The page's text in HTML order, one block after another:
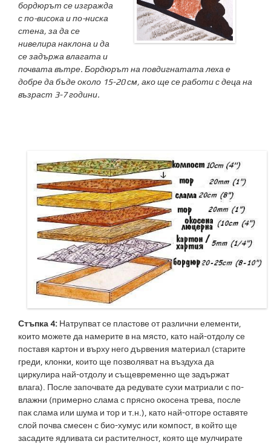
бордюрът се изгражда
с по-висока и по-ниска
стена, за да се
нивелира наклона и да
се задържа влагата и
почвата вътре. Бордюрът на повдигнатата леха е
добре да бъде около 15-20 см, ако ще се работи с деца на
възраст 3-7 години.
Стъпка 4: Натрупват се пластове от различни елементи,
които можете да намерите в на място, като най-отдолу се
поставя картон и върху него дървения материал (старите
греди, клонки, които ще позволяват на въздуха да
циркулира най-отдолу и същевременно ще задържат
влага). После започвате да редувате сухи матриали с по-
влажни (примерно слама с прясно окосена трева, после
пак слама или шума и тор и т.н.), като най-отгоре оставяте
слой почва смесен с био-хумус или компост, в който ще
засадите ядливата си растителност, която ще мулчирате